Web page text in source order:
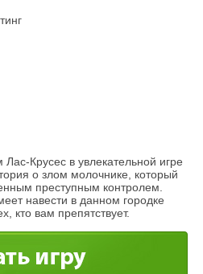
Крусес в увлекательной игре
о злом молочнике, который
преступным контролем.
навести в данном городке
кто вам препятствует.